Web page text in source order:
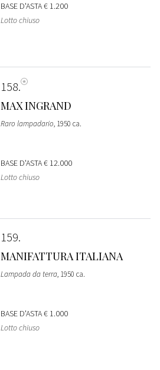
BASE D'ASTA€ 1.200
Lotto chiuso
158
MAX INGRAND
Raro lampadario, 1950 ca.
BASE D'ASTA€ 12.000
Lotto chiuso
159
MANIFATTURA ITALIANA
Lampada da terra, 1950 ca.
BASE D'ASTA€ 1.000
Lotto chiuso